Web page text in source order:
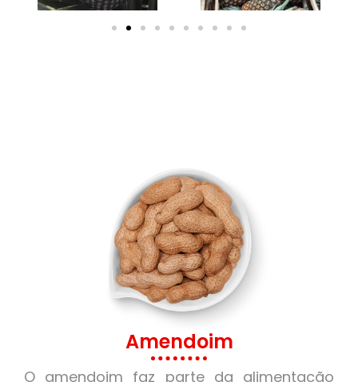
Amendoim
O amendoim faz parte da alimentação